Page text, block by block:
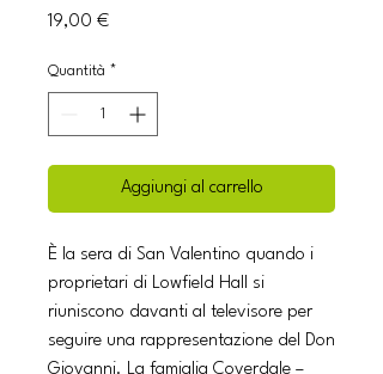
19,00 €Prezzo
Quantità *
Aggiungi al carrello
È la sera di San Valentino quando i
proprietari di Lowfield Hall si
riuniscono davanti al televisore per
seguire una rappresentazione del Don
Giovanni. La famiglia Coverdale –